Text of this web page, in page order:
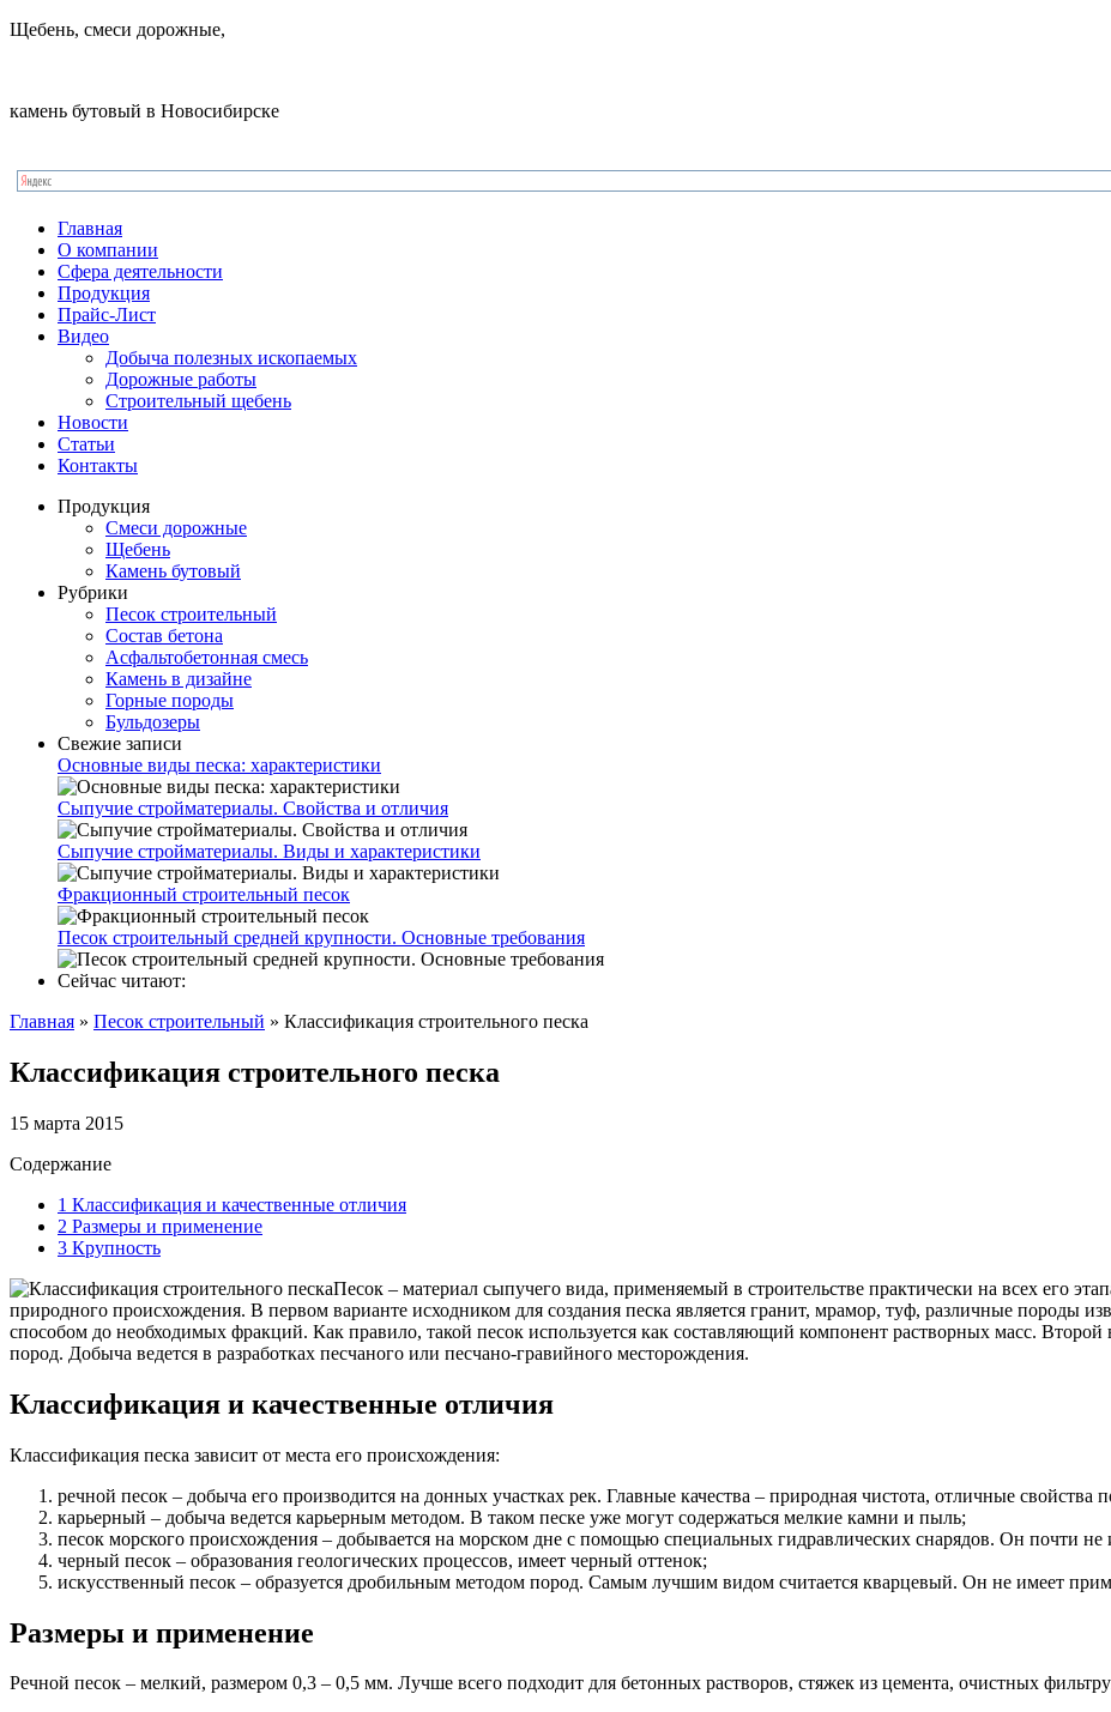
Щебень, смеси дорожные,
камень бутовый в Новосибирске
Главная
О компании
Сфера деятельности
Продукция
Прайс-Лист
Видео
Добыча полезных ископаемых
Дорожные работы
Строительный щебень
Новости
Статьи
Контакты
Продукция
Смеси дорожные
Щебень
Камень бутовый
Рубрики
Песок строительный
Состав бетона
Асфальтобетонная смесь
Камень в дизайне
Горные породы
Бульдозеры
Свежие записи
Основные виды песка: характеристики
Сыпучие стройматериалы. Свойства и отличия
Сыпучие стройматериалы. Виды и характеристики
Фракционный строительный песок
Песок строительный средней крупности. Основные требования
Сейчас читают:
Главная » Песок строительный » Классификация строительного песка
Классификация строительного песка
15 марта 2015
Содержание
1 Классификация и качественные отличия
2 Размеры и применение
3 Крупность
Песок – материал сыпучего вида, применяемый в строительстве практически на всех его
природного происхождения. В первом варианте исходником для создания песка является гранит, мрамор, туф, различные породы
способом до необходимых фракций. Как правило, такой песок используется как составляющий компонент растворных масс.
пород. Добыча ведется в разработках песчаного или песчано-гравийного месторождения.
Классификация и качественные отличия
Классификация песка зависит от места его происхождения:
речной песок – добыча его производится на донных участках рек. Главные качества – природная чистота, отличные
карьерный – добыча ведется карьерным методом. В таком песке уже могут содержаться мелкие камни и пыль;
песок морского происхождения – добывается на морском дне с помощью специальных гидравлических снарядов. Он почти не
черный песок – образования геологических процессов, имеет черный оттенок;
искусственный песок – образуется дробильным методом пород. Самым лучшим видом считается кварцевый. Он не имеет
Размеры и применение
Речной песок – мелкий, размером 0,3 – 0,5 мм. Лучше всего подходит для бетонных растворов, стяжек из цемента, очистных